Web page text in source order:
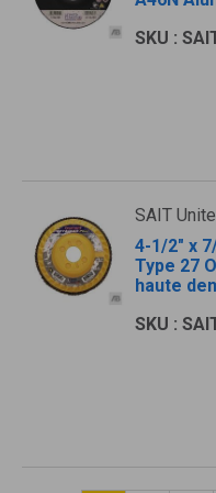
SKU :
SAIT
4-1/2" x
Type 27
haute
SKU :